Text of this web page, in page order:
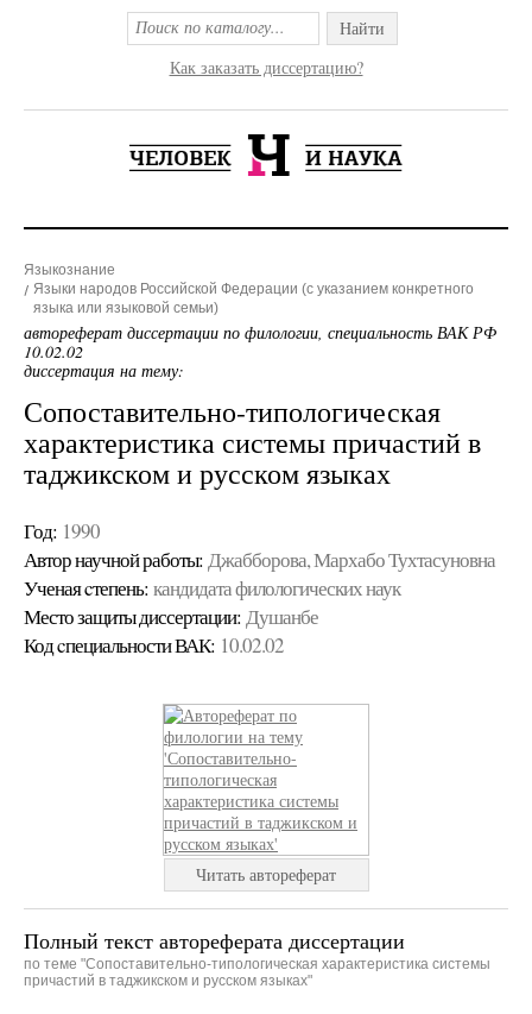
Найти
Как заказать диссертацию?
Языкознание
Языки народов Российской Федерации (с указанием конкретного
языка или языковой семьи)
автореферат диссертации по филологии, специальность ВАК РФ
10.02.02
диссертация на тему:
Сопоставительно-типологическая
характеристика системы причастий в
таджикском и русском языках
Год: 1990
Автор научной работы: Джабборова, Мархабо Тухтасуновна
Ученая cтепень: кандидата филологических наук
Место защиты диссертации: Душанбе
Код cпециальности ВАК: 10.02.02
Читать автореферат
Полный текст автореферата диссертации
по теме "Сопоставительно-типологическая характеристика системы
причастий в таджикском и русском языках"